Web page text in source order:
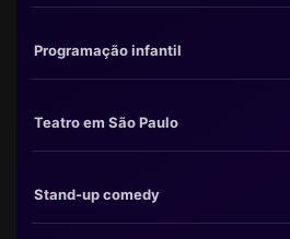
Programação infantil
Teatro em São Paulo
Stand-up comedy